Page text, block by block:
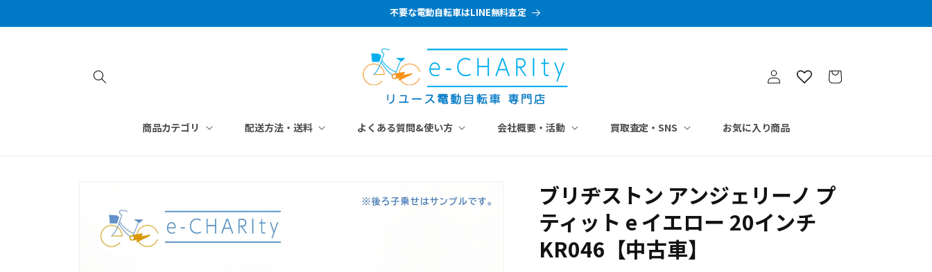
ツに進む
不要な電動自転車はLINE無料査定
商品カテゴリ 配送方法・送料 よくある質問&使い方 会社概要・活動 買取査定・SNS お気に入り商品
グ
イ
ー
プ
ブリヂストン アンジェリーノ プ
ティット e イエロー 20インチ
KR046【中古車】